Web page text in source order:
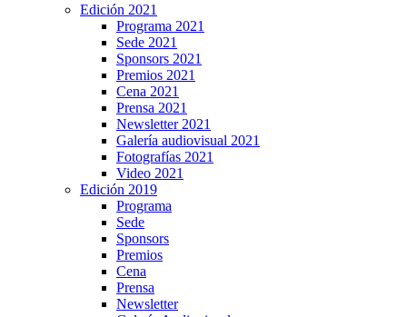
Edición 2021
Programa 2021
Sede 2021
Sponsors 2021
Premios 2021
Cena 2021
Prensa 2021
Newsletter 2021
Galería audiovisual 2021
Fotografías 2021
Video 2021
Edición 2019
Programa
Sede
Sponsors
Premios
Cena
Prensa
Newsletter